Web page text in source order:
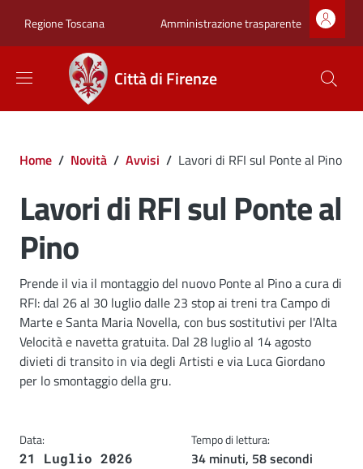
Regione Toscana Zona superiore
Amministrazione trasparente
Città di Firenze
Briciole di pane
Home / Novità / Avvisi / Lavori di RFI sul Ponte al Pino
Lavori di RFI sul Ponte al
Pino
Dettagli
Descrizione breve
Prende il via il montaggio del nuovo Ponte al Pino a cura di
RFI: dal 26 al 30 luglio dalle 23 stop ai treni tra Campo di
Marte e Santa Maria Novella, con bus sostitutivi per l'Alta
Velocità e navetta gratuita. Dal 28 luglio al 14 agosto
divieti di transito in via degli Artisti e via Luca Giordano
per lo smontaggio della gru.
Data:
21 Luglio 2026
Tempo di lettura:
34 minuti, 58 secondi